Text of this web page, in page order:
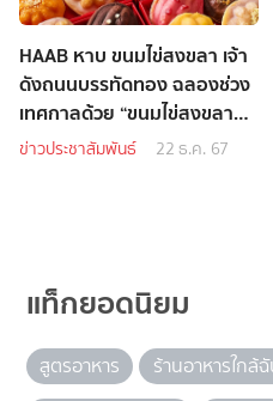
HAAB หาบ ขนมไข่สงขลา เจ้า
ดังถนนบรรทัดทอง ฉลองช่วง
เทศกาลด้วย “ขนมไข่สงขลา
พรีเมียม” Exclusive
ข่าวประชาสัมพันธ์ 22 ธ.ค. 67
แท็กยอดนิยม
สูตรอาหาร ร้านอาหารใกล้